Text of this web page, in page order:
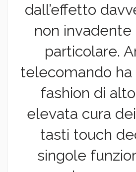
dall’effetto
non
particolare.
telecomando ha
fashion di
elevata cura
tasti touch
singole